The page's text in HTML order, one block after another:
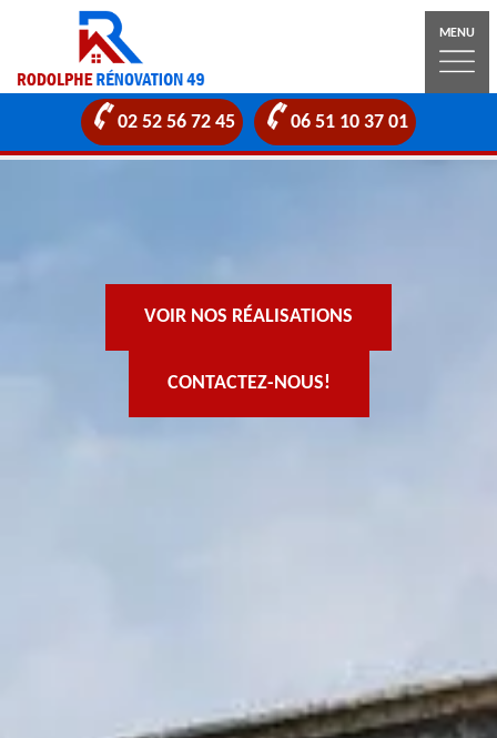
MENU
02 52 56 72 45 06 51 10 37 01
VOIR NOS RÉALISATIONS
CONTACTEZ-NOUS!